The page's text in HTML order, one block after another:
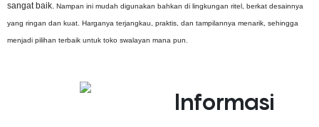
sangat baik. Nampan ini mudah digunakan bahkan di lingkungan ritel, berkat desainnya
yang ringan dan kuat. Harganya terjangkau, praktis, dan tampilannya menarik, sehingga
menjadi pilihan terbaik untuk toko swalayan mana pun.
Informasi